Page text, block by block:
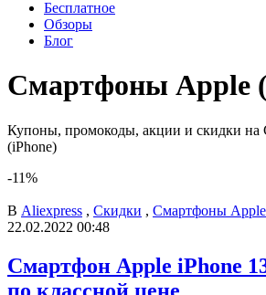
Бесплатное
Обзоры
Блог
Смартфоны Apple
Купоны, промокоды, акции и скидки
(iPhone)
-11%
В Aliexpress , Скидки , Смартфоны Apple
22.02.2022 00:48
Смартфон Apple iPhone
по классной цене